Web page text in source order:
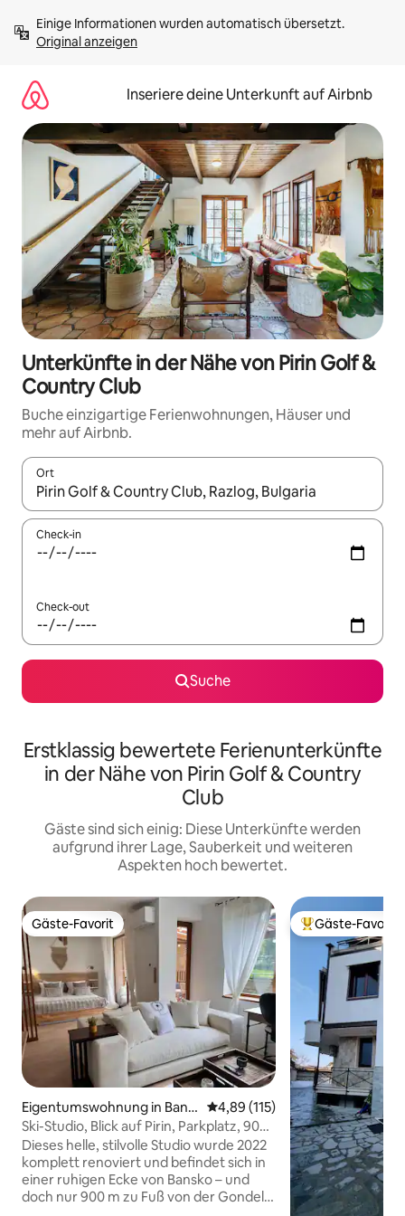
Inhalten
springenOriginal anzeigen
Inseriere deine Unterkunft auf Airbnb
Unterkünfte in der Nähe von Pirin Golf &
Country Club
Buche einzigartige Ferienwohnungen, Häuser und
mehr auf Airbnb.
Ort
Wenn Ergebnisse verfügbar sind, navigiere mit den
Check-in
Check-out
Suche
Erstklassig bewertete Ferienunterkünfte
in der Nähe von Pirin Golf & Country
Club
Gäste sind sich einig: Diese Unterkünfte werden
aufgrund ihrer Lage, Sauberkeit und weiteren
Aspekten hoch bewertet.
Gäste-Favorit
Gäste-Favorit
Eigentumswohnung in Bans
ko
Durchschnittliche Bewertung:
4,89 (115)
Ski-Studio, Blick auf Pirin, Parkplatz, 900
m zur Gondel
Dieses helle, stilvolle Studio wurde 2022
komplett renoviert und befindet sich in
einer ruhigen Ecke von Bansko – und
doch nur 900 m zu Fuß von der Gondel
Beliebter Gäste-
Gäste-Favorit